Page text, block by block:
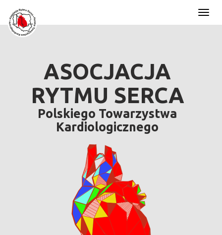
ASOCJACJA
RYTMU SERCA
Polskiego Towarzystwa
Kardiologicznego